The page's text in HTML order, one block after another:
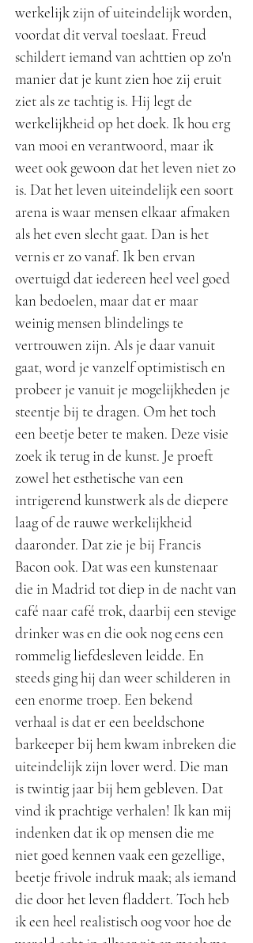
werkelijk zijn of uiteindelijk worden,
voordat dit verval toeslaat. Freud
schildert iemand van achttien op zo'n
manier dat je kunt zien hoe zij eruit
ziet als ze tachtig is. Hij legt de
werkelijkheid op het doek. Ik hou erg
van mooi en verantwoord, maar ik
weet ook gewoon dat het leven niet zo
is. Dat het leven uiteindelijk een soort
arena is waar mensen elkaar afmaken
als het even slecht gaat. Dan is het
vernis er zo vanaf. Ik ben ervan
overtuigd dat iedereen heel veel goed
kan bedoelen, maar dat er maar
weinig mensen blindelings te
vertrouwen zijn. Als je daar vanuit
gaat, word je vanzelf optimistisch en
probeer je vanuit je mogelijkheden je
steentje bij te dragen. Om het toch
een beetje beter te maken. Deze visie
zoek ik terug in de kunst. Je proeft
zowel het esthetische van een
intrigerend kunstwerk als de diepere
laag of de rauwe werkelijkheid
daaronder. Dat zie je bij Francis
Bacon ook. Dat was een kunstenaar
die in Madrid tot diep in de nacht van
café naar café trok, daarbij een stevige
drinker was en die ook nog eens een
rommelig liefdesleven leidde. En
steeds ging hij dan weer schilderen in
een enorme troep. Een bekend
verhaal is dat er een beeldschone
barkeeper bij hem kwam inbreken die
uiteindelijk zijn lover werd. Die man
is twintig jaar bij hem gebleven. Dat
vind ik prachtige verhalen! Ik kan mij
indenken dat ik op mensen die me
niet goed kennen vaak een gezellige,
beetje frivole indruk maak; als iemand
die door het leven fladdert. Toch heb
ik een heel realistisch oog voor hoe de